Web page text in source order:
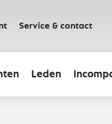
Service & contact
Leden